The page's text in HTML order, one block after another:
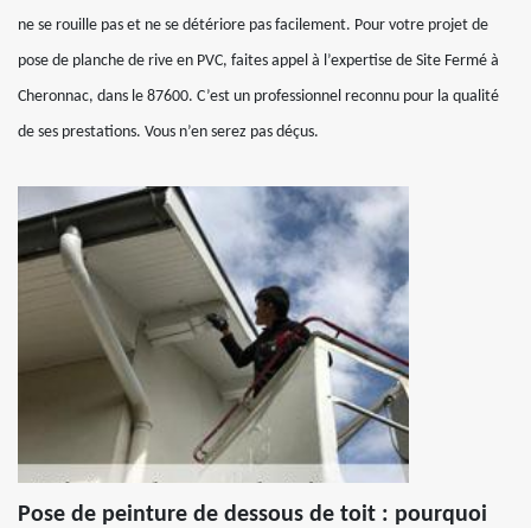
ne se rouille pas et ne se détériore pas facilement. Pour votre projet de
pose de planche de rive en PVC, faites appel à l’expertise de Site Fermé à
Cheronnac, dans le 87600. C’est un professionnel reconnu pour la qualité
de ses prestations. Vous n’en serez pas déçus.
Pose de peinture de dessous de toit : pourquoi